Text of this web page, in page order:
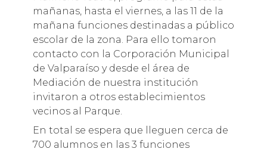
mañanas, hasta el viernes, a las 11 de la
mañana funciones destinadas a público
escolar de la zona. Para ello tomaron
contacto con la Corporación Municipal
de Valparaíso y desde el área de
Mediación de nuestra institución
invitaron a otros establecimientos
vecinos al Parque.
En total se espera que lleguen cerca de
700 alumnos en las 3 funciones